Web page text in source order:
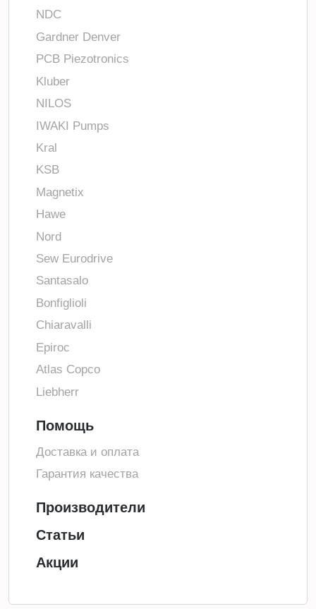
NDC
Gardner Denver
PCB Piezotronics
Kluber
NILOS
IWAKI Pumps
Kral
KSB
Magnetix
Hawe
Nord
Sew Eurodrive
Santasalo
Bonfiglioli
Chiaravalli
Epiroc
Atlas Copco
Liebherr
Помощь
Доставка и оплата
Гарантия качества
Производители
Статьи
Акции